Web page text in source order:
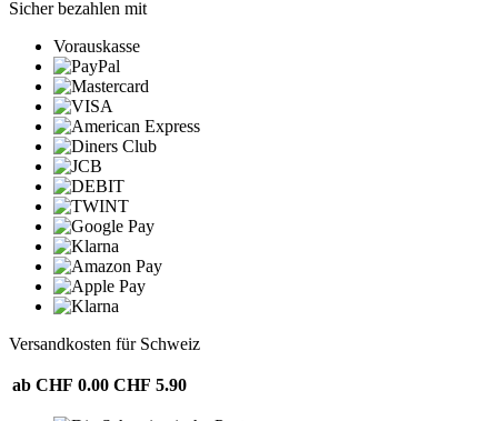
Sicher bezahlen mit
Vorauskasse
Versandkosten für Schweiz
ab CHF 0.00 CHF 5.90